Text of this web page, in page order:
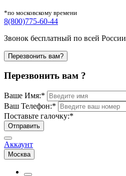
*по московскому времени
8(800)775-60-44
Звонок бесплатный по всей России
Перезвонить вам?
Перезвонить вам ?
Ваше Имя:*
Ваш Телефон:*
Поставьте галочку:*
Отправить
Аккаунт
Москва